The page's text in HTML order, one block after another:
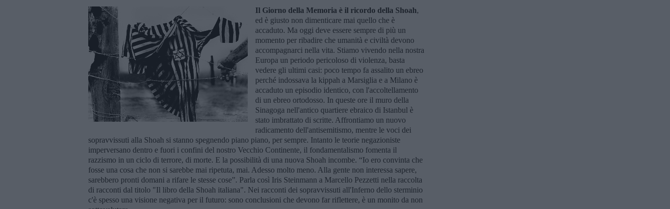
Il Giorno della Memoria è il ricordo della Shoah,
ed è giusto non dimenticare mai quello che è
accaduto. Ma oggi deve essere sempre di più un
momento per ribadire che umanità e civiltà devono
accompagnarci nella vita. Stiamo vivendo nella nostra
Europa un periodo pericoloso di violenza, basta
vedere gli ultimi casi: poco tempo fa assalito un ebreo
perché indossava la kippah a Marsiglia e a Milano è
accaduto un episodio identico, con l'accoltellamento
di un ebreo ortodosso. In queste ore il muro della
Sinagoga nell'antico quartiere ebraico di Istanbul è
stato imbrattato di scritte. Affrontiamo un nuovo
radicamento dell'antisemitismo, mentre le voci dei
sopravvissuti alla Shoah si stanno spegnendo piano piano, per sempre. Intanto le teorie negazioniste
imperversano dentro e fuori i confini del nostro Vecchio Continente, il fondamentalismo fomenta il
razzismo in un ciclo di terrore, di morte. E la possibilità di una nuova Shoah incombe. “Io ero convinta che
fosse una cosa che non si sarebbe mai ripetuta, mai. Adesso molto meno. Alla gente non interessa sapere,
sarebbero pronti domani a rifare le stesse cose”. Parla così Iris Steinmann a Marcello Pezzetti nella raccolta
di racconti dal titolo "Il libro della Shoah italiana". Nei racconti dei sopravvissuti all'Inferno dello sterminio
c'è spesso una visione negativa per il futuro: sono conclusioni che devono far riflettere, è un monito da non